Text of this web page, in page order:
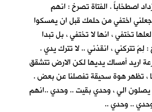
اصطخاباً . الفتاة تصرخ : انهم
اختفي من حلمك قبل ان يمسكوا
تختفي ، انها لا تختفي ، بل تبدا
: لِمَ تتركني ، انقذني .. لا تترك يدي .
اريد أمساك يديها لكن الارض تتشقق
، تظهر هوة سحيقة تفصلنا عن بعض .
الي ، وحدي بقيت .. وحدي ..انهم
.. وحدي ..